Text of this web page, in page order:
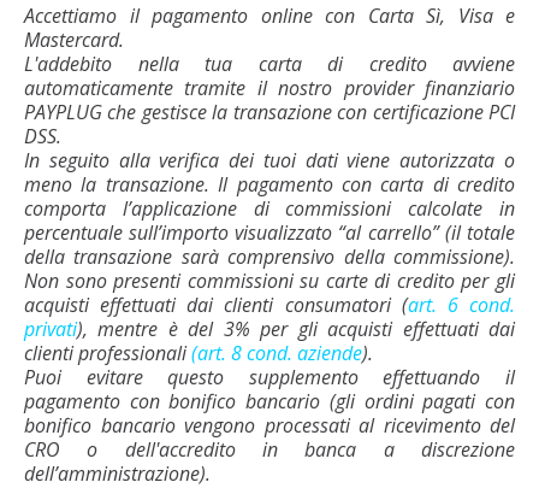
Accettiamo il pagamento online con Carta Sì, Visa e
Mastercard.
L'addebito nella tua carta di credito avviene
automaticamente tramite il nostro provider finanziario
PAYPLUG che gestisce la transazione con certificazione PCI
DSS.
In seguito alla verifica dei tuoi dati viene autorizzata o
meno la transazione. Il pagamento con carta di credito
comporta l’applicazione di commissioni calcolate in
percentuale sull’importo visualizzato “al carrello” (il totale
della transazione sarà comprensivo della commissione).
Non sono presenti commissioni su carte di credito per gli
acquisti effettuati dai clienti consumatori (art. 6 cond.
privati), mentre è del 3% per gli acquisti effettuati dai
clienti professionali(art. 8 cond. aziende).
Puoi evitare questo supplemento effettuando il
pagamento con bonifico bancario (gli ordini pagati con
bonifico bancario vengono processati al ricevimento del
CRO o dell'accredito in banca a discrezione
dell’amministrazione).